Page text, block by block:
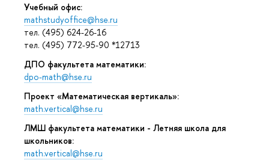
Учебный офис:
mathstudyoffice@hse.ru
тел. (495) 624-26-16
тел. (495) 772-95-90 *12713
ДПО факультета математики:
dpo-math@hse.ru
Проект «Математическая вертикаль»:
math.vertical@hse.ru
ЛМШ факультета математики - Летняя школа для
школьников:
math.vertical@hse.ru